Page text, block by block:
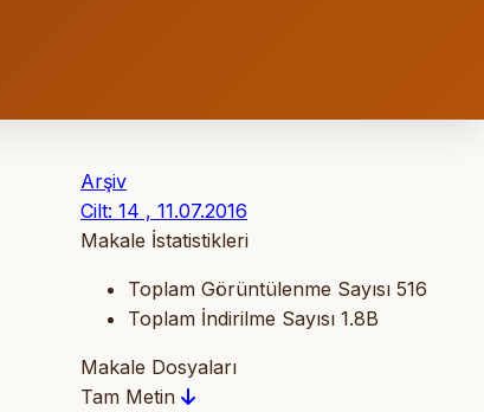
Arşiv
Cilt: 14 , 11.07.2016
Makale İstatistikleri
Toplam Görüntülenme Sayısı 516
Toplam İndirilme Sayısı 1.8B
Makale Dosyaları
Tam Metin